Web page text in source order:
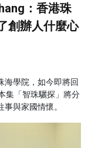
：香港珠
創辦人什麼心
海學院，如今即將回
集「智珠驪探」將分
與家國情懷。